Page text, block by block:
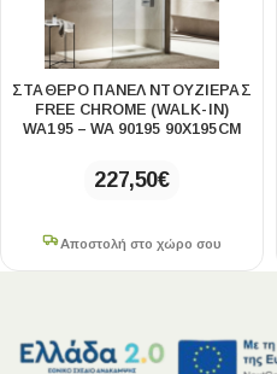
ΣΤΑΘΕΡΌ ΠΆΝΕΛ ΝΤΟΥΖΙΈΡΑΣ
FREE CHROME (WALK-IN)
WA195 – WA 90195 90Χ195CM
227,50€
Αποστολή στο χώρο σου